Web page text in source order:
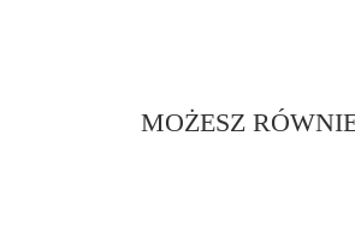
MOŻESZ